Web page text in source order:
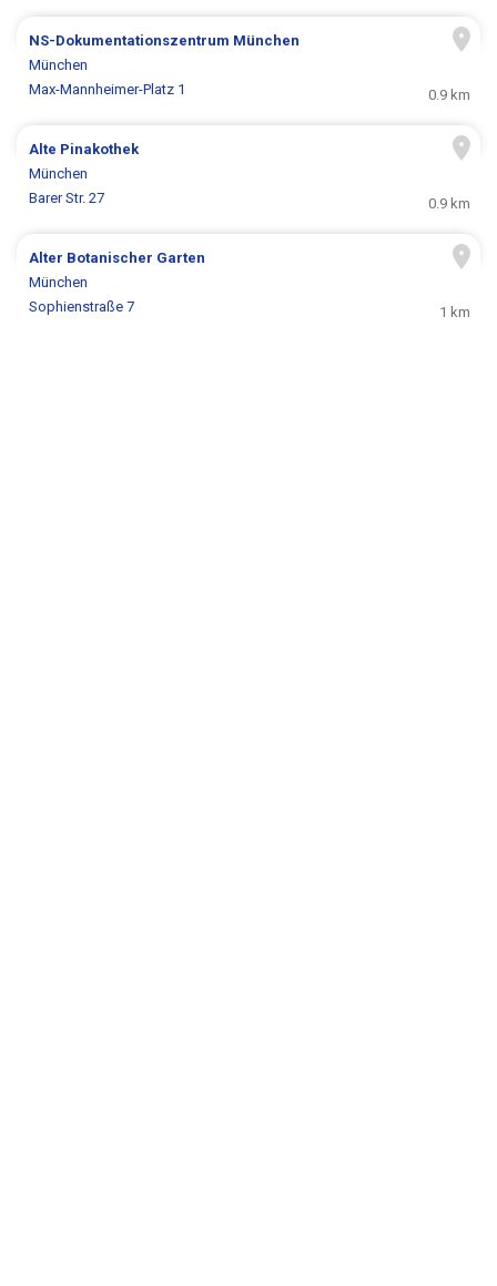
NS-Dokumentationszentrum München
München
Max-Mannheimer-Platz 1
0.9 km
Alte Pinakothek
München
Barer Str. 27
0.9 km
Alter Botanischer Garten
München
Sophienstraße 7
1 km